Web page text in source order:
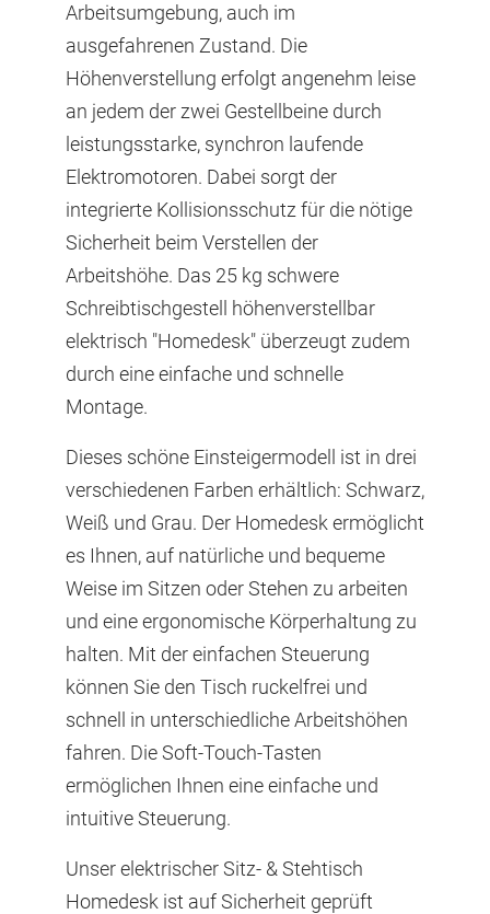
Arbeitsumgebung, auch im
ausgefahrenen Zustand. Die
Höhenverstellung erfolgt angenehm leise
an jedem der zwei Gestellbeine durch
leistungsstarke, synchron laufende
Elektromotoren. Dabei sorgt der
integrierte Kollisionsschutz für die nötige
Sicherheit beim Verstellen der
Arbeitshöhe. Das 25 kg schwere
Schreibtischgestell höhenverstellbar
elektrisch "Homedesk" überzeugt zudem
durch eine einfache und schnelle
Montage.
Dieses schöne Einsteigermodell ist in drei
verschiedenen Farben erhältlich: Schwarz,
Weiß und Grau. Der Homedesk ermöglicht
es Ihnen, auf natürliche und bequeme
Weise im Sitzen oder Stehen zu arbeiten
und eine ergonomische Körperhaltung zu
halten. Mit der einfachen Steuerung
können Sie den Tisch ruckelfrei und
schnell in unterschiedliche Arbeitshöhen
fahren. Die Soft-Touch-Tasten
ermöglichen Ihnen eine einfache und
intuitive Steuerung.
Unser elektrischer Sitz- & Stehtisch
Homedesk ist auf Sicherheit geprüft